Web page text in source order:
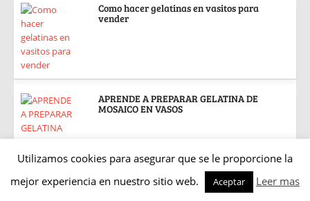
Como hacer gelatinas en vasitos para
vender
APRENDE A PREPARAR GELATINA DE
MOSAICO EN VASOS
Utilizamos cookies para asegurar que se le proporcione la
mejor experiencia en nuestro sitio web.
Aceptar Leer mas